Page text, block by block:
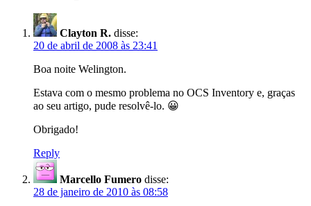
Clayton R. disse:
20 de abril de 2008 às 23:41
Boa noite Welington.
Estava com o mesmo problema no OCS Inventory e, graças
ao seu artigo, pude resolvê-lo. 😀
Obrigado!
Reply
Marcello Fumero disse:
28 de janeiro de 2010 às 08:58